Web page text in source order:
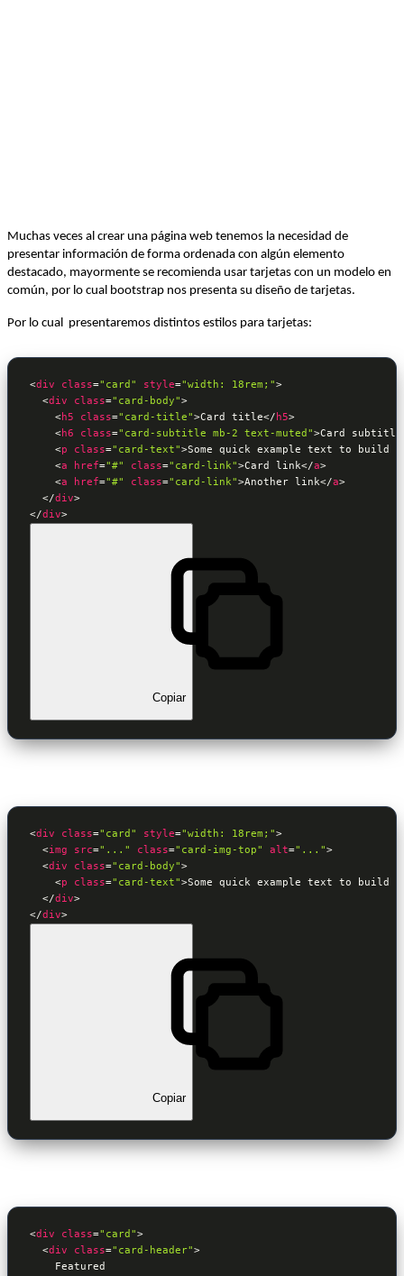
Muchas veces al crear una página web tenemos la necesidad de
presentar información de forma ordenada con algún elemento
destacado, mayormente se recomienda usar tarjetas con un modelo en
común, por lo cual bootstrap nos presenta su diseño de tarjetas.
Por lo cual presentaremos distintos estilos para tarjetas:
<div class="card" style="width: 18rem;">
<div class="card-body">
<h5 class="card-title">Card title</h5>
<h6 class="card-subtitle mb-2 text-muted">Card subtitle
<p class="card-text">Some quick example text to
<a href="#" class="card-link">Card link</a>
<a href="#" class="card-link">Another link</a>
</div>
</div>
Copiar
<div class="card" style="width: 18rem;">
<img src="..." class="card-img-top" alt="...">
<div class="card-body">
<p class="card-text">Some quick example text to
</div>
</div>
Copiar
<div class="card">
<div class="card-header">
    Featured